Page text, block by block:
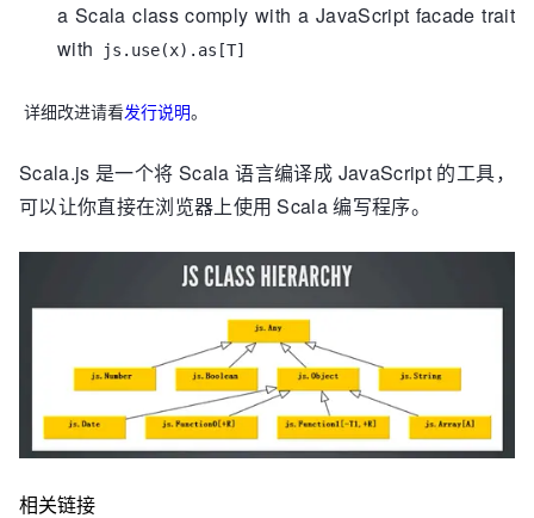
a Scala class comply with a JavaScript facade trait
with
js.use(x).as[T]
详细改进请看发行说明。
Scala.js 是一个将 Scala 语言编译成 JavaScript 的工具，
可以让你直接在浏览器上使用 Scala 编写程序。
相关链接